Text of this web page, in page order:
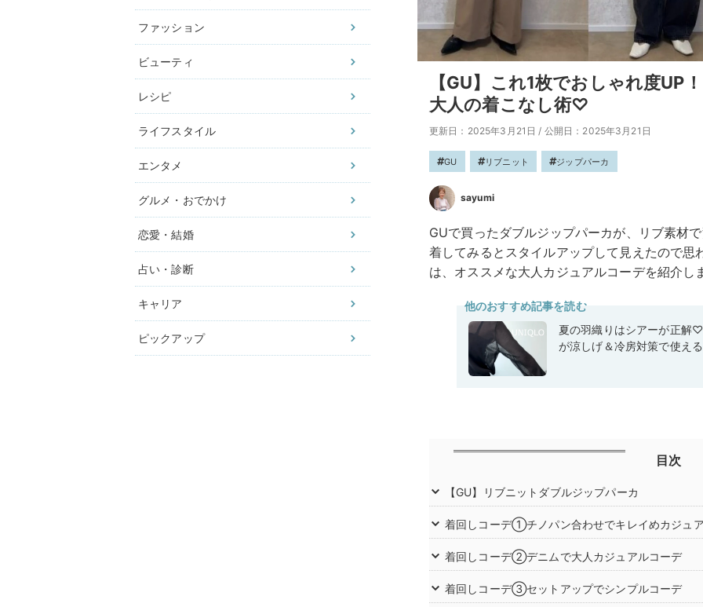
ファッション
ビューティ
レシピ
ライフスタイル
エンタメ
グルメ・おでかけ
恋愛・結婚
占い・診断
キャリア
ピックアップ
【GU】これ1枚でおしゃれ度UP
大人の着こなし術♡
更新日：2025年3月21日 / 公開日：2025年3月21日
GU リブニット ジップパーカ
sayumi
GUで買ったダブルジップパーカが、リブ素材
着してみるとスタイルアップして見えたので思
は、オススメな大人カジュアルコーデを紹介し
他のおすすめ記事を読む
夏の羽織りはシアーが正解
が涼しげ＆冷房対策で使え
目次
【GU】リブニットダブルジップパーカ
着回しコーデ①チノパン合わせでキレイめカジュ
着回しコーデ②デニムで大人カジュアルコーデ
着回しコーデ③セットアップでシンプルコーデ